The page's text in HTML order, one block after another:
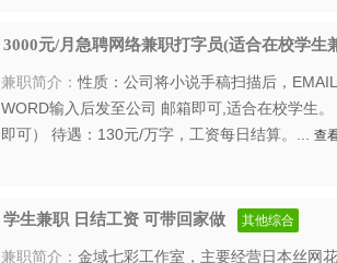
3000元/月急聘网络兼职打字员(适合在校学生
兼职简介：性质：公司将小说手稿扫描后，
WORD输入后发至公司 邮箱即可,适合在校学生
即可） 待遇：130元/万字，工资每日结算。... 查
学生兼职 日结工资 可带回家做 其他综合
兼职简介： 金域七彩工作室，主要经营日本丝网